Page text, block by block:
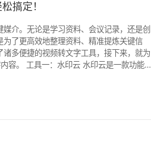
搞定！
介。无论是学习资料、会议记录，还是创
了更高效地整理资料、精准提炼关键信
多便捷的视频转文字工具，接下来，就为
功能极
而且，该软件还具备智能